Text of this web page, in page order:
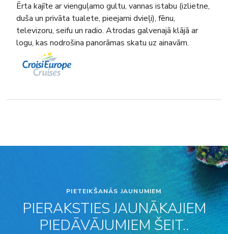
Ērta kajīte ar vienguļamo gultu, vannas istabu (izlietne,
duša un privāta tualete, pieejami dvieļi), fēnu,
televizoru, seifu un radio. Atrodas galvenajā klājā ar
logu, kas nodrošina panorāmas skatu uz ainavām.
PIETEIKŠANĀS JAUNUMIEM
PIERAKSTIES JAUNĀKAJIEM
PIEDĀVĀJUMIEM ŠEIT..